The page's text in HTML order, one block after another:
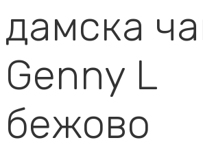
дамска
Genny L
бежово